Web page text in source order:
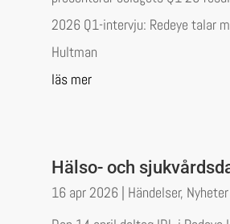
2026 Q1-intervju: Redeye talar
Hultman
läs mer
Hälso- och
16 apr 2026| Händelser, Nyheter